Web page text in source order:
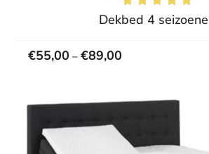
Dekbed 4
€55,00 – €89,00